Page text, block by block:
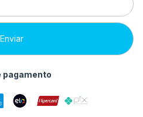
pagamento